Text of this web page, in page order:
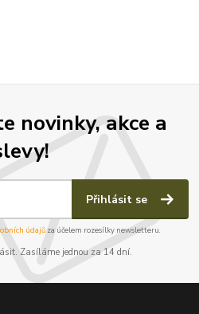
novinky, akce a
Přihlásit se
údajůza účelem rozesílky newsletteru.
Zasíláme jednou za 14 dní.